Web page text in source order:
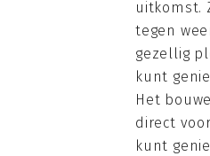
uitkomst.
tegen
gezellig
kunt
Het
direct
kunt